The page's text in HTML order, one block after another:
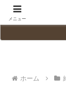
ホーム
メニュー